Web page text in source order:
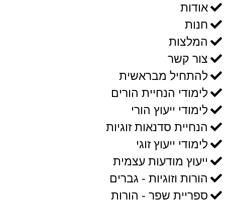
אודות
חנות
המלצות
צור קשר
להתחיל מבראשית
לימודי הנחיית הורים
לימודי ייעוץ הורי
הנחיית סדנאות זוגיות
לימודי ייעוץ זוגי
ייעוץ מודעות עצמית
הורות וזוגיות - גברים
ספריית שפר - הורות